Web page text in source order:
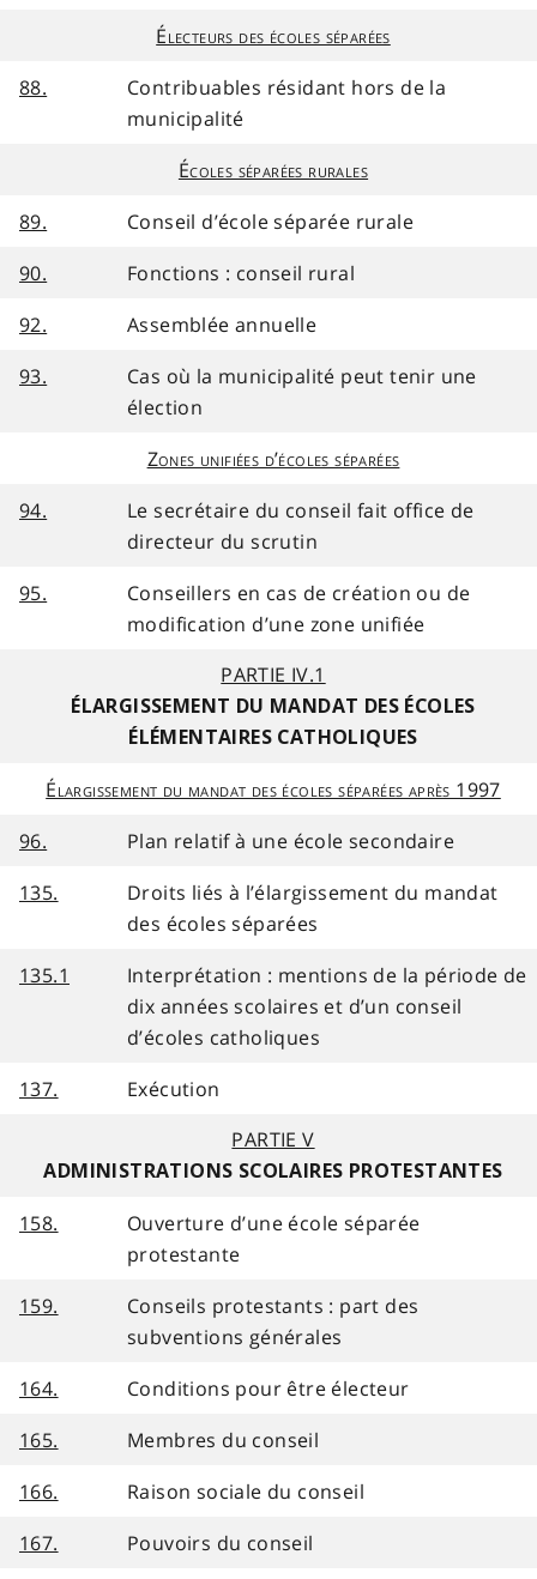
Électeurs des écoles séparées
88.
Contribuables résidant hors de la
municipalité
Écoles séparées rurales
89.
Conseil d’école séparée rurale
90.
Fonctions : conseil rural
92.
Assemblée annuelle
93.
Cas où la municipalité peut tenir une
élection
Zones unifiées d’écoles séparées
94.
Le secrétaire du conseil fait office de
directeur du scrutin
95.
Conseillers en cas de création ou de
modification d’une zone unifiée
PARTIE IV.1
ÉLARGISSEMENT DU MANDAT DES ÉCOLES
ÉLÉMENTAIRES CATHOLIQUES
Élargissement du mandat des écoles séparées après 1997
96.
Plan relatif à une école secondaire
135.
Droits liés à l’élargissement du mandat
des écoles séparées
135.1
Interprétation : mentions de la période de
dix années scolaires et d’un conseil
d’écoles catholiques
137.
Exécution
PARTIE V
ADMINISTRATIONS SCOLAIRES PROTESTANTES
158.
Ouverture d’une école séparée
protestante
159.
Conseils protestants : part des
subventions générales
164.
Conditions pour être électeur
165.
Membres du conseil
166.
Raison sociale du conseil
167.
Pouvoirs du conseil